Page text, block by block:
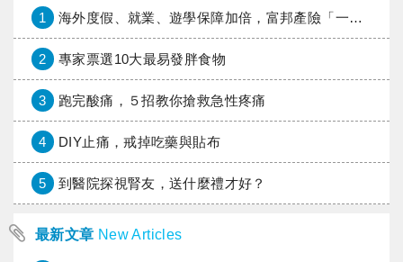
1 海外度假、就業、遊學保障加倍，富邦產險「一期逐夢」專案加碼遠距醫療與緊急救援
2 專家票選10大最易發胖食物
3 跑完酸痛，５招教你搶救急性疼痛
4 DIY止痛，戒掉吃藥與貼布
5 到醫院探視腎友，送什麼禮才好？
最新文章 New Articles